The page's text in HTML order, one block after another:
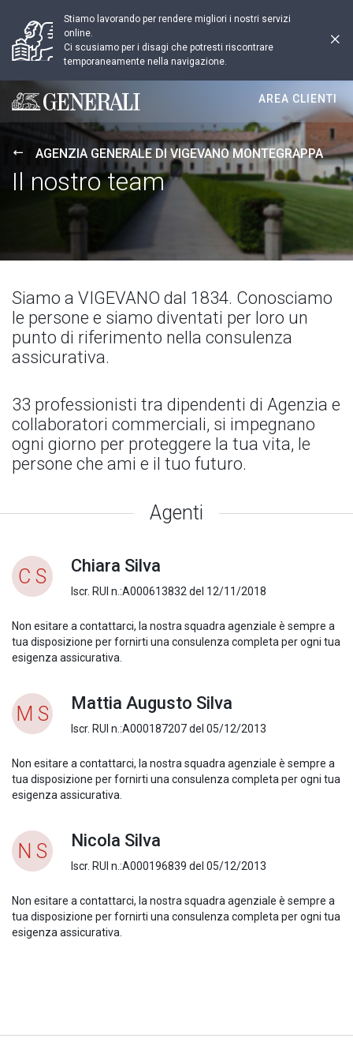
Stiamo lavorando per rendere migliori i nostri servizi
online.
Ci scusiamo per i disagi che potresti riscontrare
temporaneamente nella navigazione.
Generali logo
AREA CLIENTI
AGENZIA GENERALE DI VIGEVANO MONTEGRAPPA
Il nostro team
Siamo a VIGEVANO dal 1834. Conosciamo
le persone e siamo diventati per loro un
punto di riferimento nella consulenza
assicurativa.
33 professionisti tra dipendenti di Agenzia e
collaboratori commerciali, si impegnano
ogni giorno per proteggere la tua vita, le
persone che ami e il tuo futuro.
Agenti
C S Chiara Silva
Iscr. RUI n.:A000613832 del 12/11/2018
Non esitare a contattarci, la nostra squadra agenziale è sempre a
tua disposizione per fornirti una consulenza completa per ogni tua
esigenza assicurativa.
M S Mattia Augusto Silva
Iscr. RUI n.:A000187207 del 05/12/2013
Non esitare a contattarci, la nostra squadra agenziale è sempre a
tua disposizione per fornirti una consulenza completa per ogni tua
esigenza assicurativa.
N S Nicola Silva
Iscr. RUI n.:A000196839 del 05/12/2013
Non esitare a contattarci, la nostra squadra agenziale è sempre a
tua disposizione per fornirti una consulenza completa per ogni tua
esigenza assicurativa.